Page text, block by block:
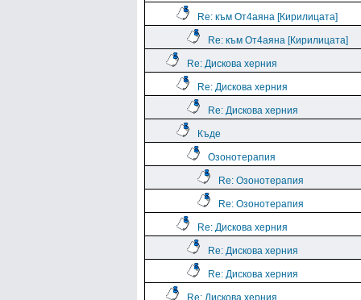
Re: към От4аяна [Кирилицата]
Re: към От4аяна [Кирилицата]
Re: Дискова херния
Re: Дискова херния
Re: Дискова херния
Къде
Озонотерапия
Re: Озонотерапия
Re: Озонотерапия
Re: Дискова херния
Re: Дискова херния
Re: Дискова херния
Re: Дискова херния